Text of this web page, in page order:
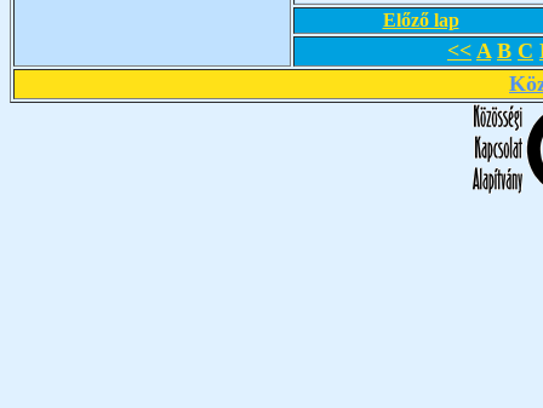
Előző lap
<< A B C